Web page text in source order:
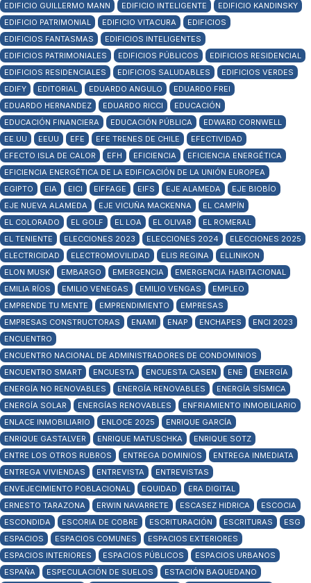
EDIFICIO GUILLERMO MANN
EDIFICIO INTELIGENTE
EDIFICIO KANDINSKY
EDIFICIO PATRIMONIAL
EDIFICIO VITACURA
EDIFICIOS
EDIFICIOS FANTASMAS
EDIFICIOS INTELIGENTES
EDIFICIOS PATRIMONIALES
EDIFICIOS PÚBLICOS
EDIFICIOS RESIDENCIAL
EDIFICIOS RESIDENCIALES
EDIFICIOS SALUDABLES
EDIFICIOS VERDES
EDIFY
EDITORIAL EDUARDO ANGULO
EDUARDO FREI
EDUARDO HERNANDEZ
EDUARDO RICCI
EDUCACIÓN
EDUCACIÓN FINANCIERA
EDUCACIÓN PÚBLICA
EDWARD CORNWELL
EE.UU
EEUU EFE EFE TRENES DE CHILE
EFECTIVIDAD
EFECTO ISLA DE CALOR
EFH EFICIENCIA
EFICIENCIA ENERGÉTICA
EFICIENCIA ENERGÉTICA DE LA EDIFICACIÓN DE LA UNIÓN EUROPEA
EGIPTO
EIA EICI EIFFAGE EIFS EJE ALAMEDA
EJE BIOBÍO
EJE NUEVA ALAMEDA
EJE VICUÑA MACKENNA
EL CAMPÍN
EL COLORADO
EL GOLF EL LOA EL OLIVAR
EL ROMERAL
EL TENIENTE
ELECCIONES 2023 ELECCIONES 2024
ELECCIONES 2025
ELECTRICIDAD
ELECTROMOVILIDAD ELIS REGINA
ELLINIKON
ELON MUSK
EMBARGO EMERGENCIA
EMERGENCIA HABITACIONAL
EMILIA RÍOS
EMILIO VENEGAS EMILIO VENGAS
EMPLEO
EMPRENDE TU MENTE
EMPRENDIMIENTO
EMPRESAS
EMPRESAS CONSTRUCTORAS
ENAMI ENAP ENCHAPES
ENCI 2023
ENCUENTRO
ENCUENTRO NACIONAL DE ADMINISTRADORES DE CONDOMINIOS
ENCUENTRO SMART
ENCUESTA ENCUESTA CASEN ENE
ENERGÍA
ENERGÍA NO RENOVABLES
ENERGÍA RENOVABLES
ENERGÍA SÍSMICA
ENERGÍA SOLAR
ENERGÍAS RENOVABLES
ENFRIAMIENTO INMOBILIARIO
ENLACE INMOBILIARIO
ENLOCE 2025
ENRIQUE GARCÍA
ENRIQUE GASTALVER
ENRIQUE MATUSCHKA
ENRIQUE SOTZ
ENTRE LOS OTROS RUBROS
ENTREGA DOMINIOS
ENTREGA INMEDIATA
ENTREGA VIVIENDAS
ENTREVISTA
ENTREVISTAS
ENVEJECIMIENTO POBLACIONAL
EQUIDAD
ERA DIGITAL
ERNESTO TARAZONA
ERWIN NAVARRETE ESCASEZ HIDRICA
ESCOCIA
ESCONDIDA
ESCORIA DE COBRE ESCRITURACIÓN ESCRITURAS
ESG
ESPACIOS
ESPACIOS COMUNES
ESPACIOS EXTERIORES
ESPACIOS INTERIORES
ESPACIOS PÚBLICOS
ESPACIOS URBANOS
ESPAÑA
ESPECULACIÓN DE SUELOS
ESTACIÓN BAQUEDANO